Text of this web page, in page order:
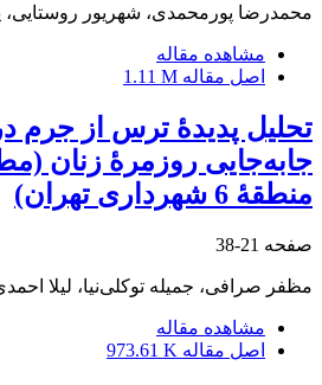
محمدرضا پورمحمدی، شهریور
مشاهده مقاله
اصل مقاله 1.11 M
تحلیل پدیدۀ ترس از جرم
جابه‌جایی روزمرۀ زنان
منطقۀ 6 شهرداری تهران)
صفحه 21-38
مظفر صرافی، جمیله توکلی‌نیا، لیلا
مشاهده مقاله
اصل مقاله 973.61 K